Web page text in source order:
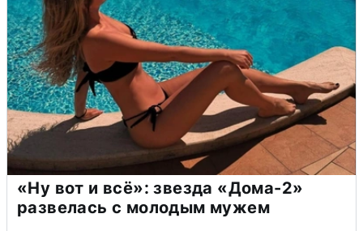
«Ну вот и всё»: звезда «Дома-2»
развелась с молодым мужем